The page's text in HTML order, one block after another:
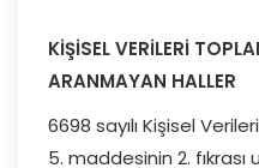
KİŞİSEL VERİLERİ
ARANMAYAN HALLER
6698 sayılı Kişisel
5. maddesinin 2. fıkrası